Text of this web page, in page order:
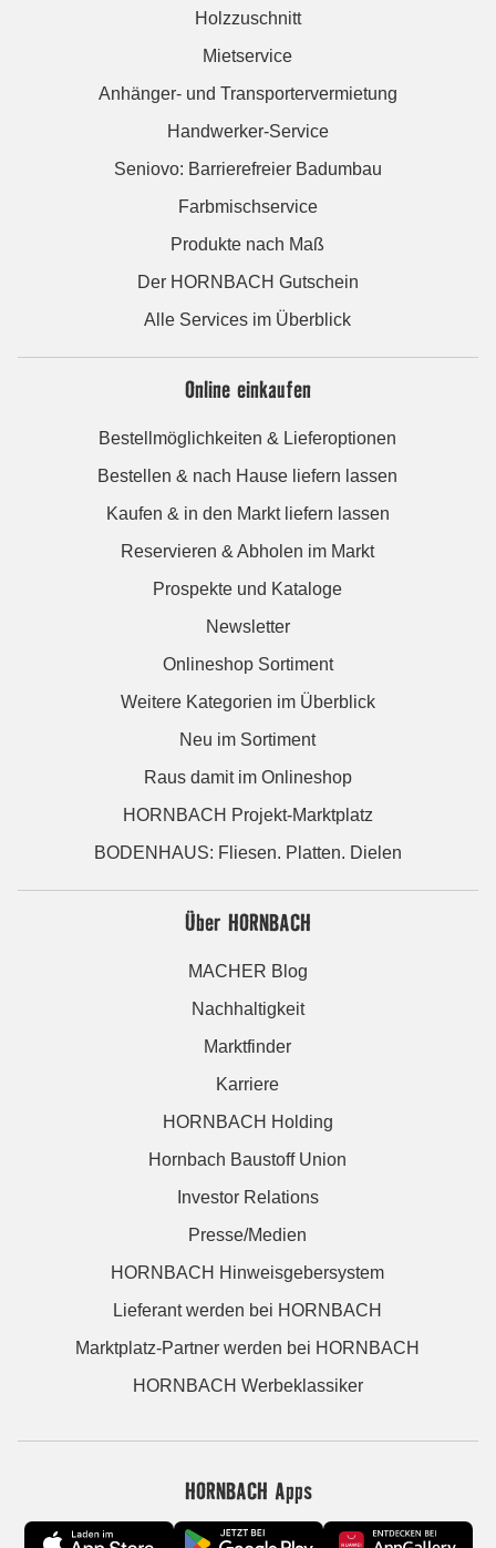
Holzzuschnitt
Mietservice
Anhänger- und Transportervermietung
Handwerker-Service
Seniovo: Barrierefreier Badumbau
Farbmischservice
Produkte nach Maß
Der HORNBACH Gutschein
Alle Services im Überblick
Online einkaufen
Bestellmöglichkeiten & Lieferoptionen
Bestellen & nach Hause liefern lassen
Kaufen & in den Markt liefern lassen
Reservieren & Abholen im Markt
Prospekte und Kataloge
Newsletter
Onlineshop Sortiment
Weitere Kategorien im Überblick
Neu im Sortiment
Raus damit im Onlineshop
HORNBACH Projekt-Marktplatz
BODENHAUS: Fliesen. Platten. Dielen
Über HORNBACH
MACHER Blog
Nachhaltigkeit
Marktfinder
Karriere
HORNBACH Holding
Hornbach Baustoff Union
Investor Relations
Presse/Medien
HORNBACH Hinweisgebersystem
Lieferant werden bei HORNBACH
Marktplatz-Partner werden bei HORNBACH
HORNBACH Werbeklassiker
HORNBACH Apps